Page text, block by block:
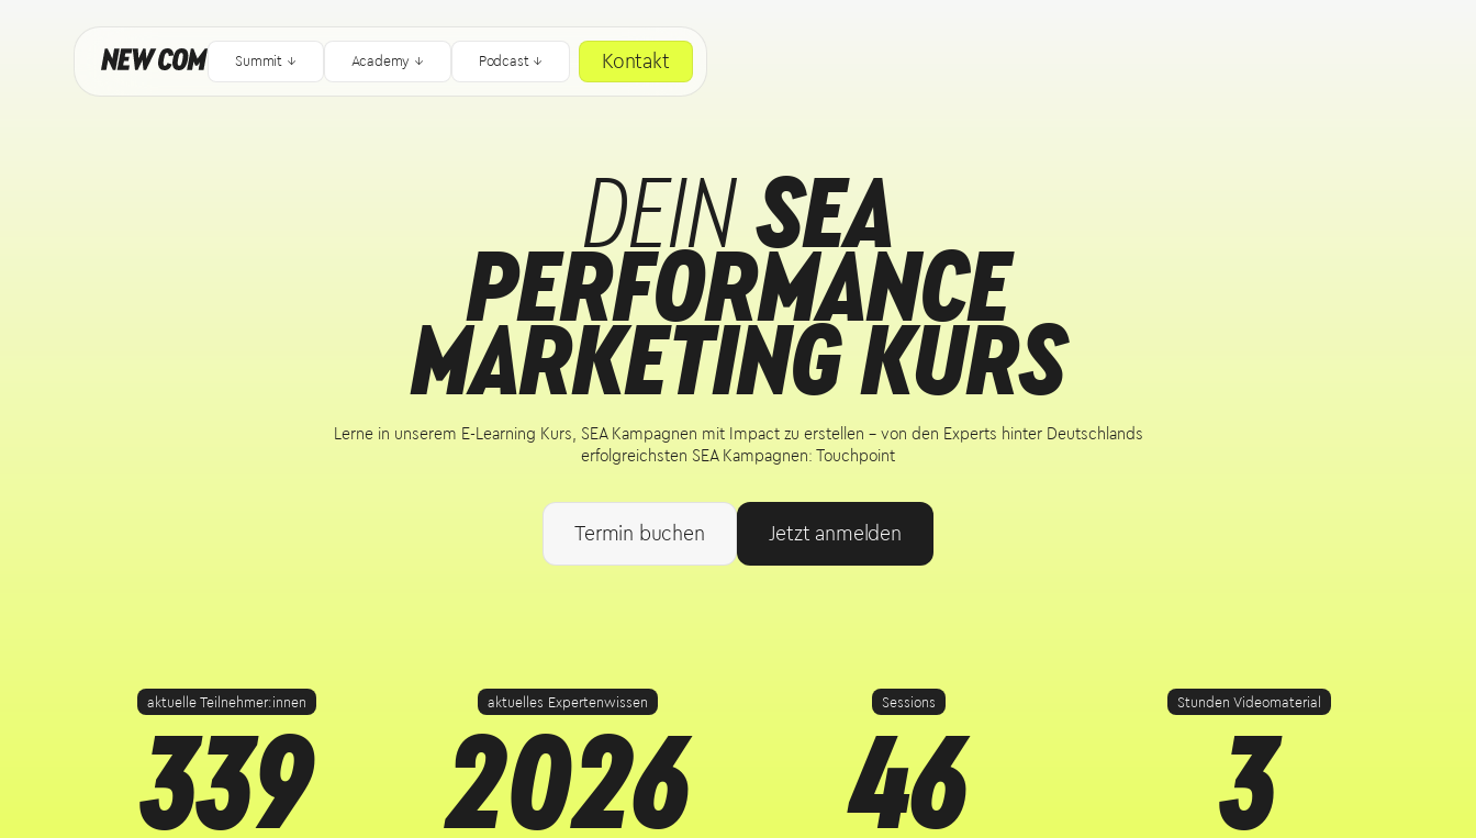
Summit ↓ Academy ↓ Podcast ↓ Kontakt
DEINSEA
PERFORMANCE
MARKETING KURS
Lerne in unserem E-Learning Kurs, SEA Kampagnen mit Impact zu erstellen - von den Experts hinter Deutschlands
erfolgreichsten SEA Kampagnen: Touchpoint
Termin buchen Jetzt anmelden
aktuelle Teilnehmer:innen
339 aktuelles Expertenwissen
2026 Sessions
46 Stunden Videomaterial
3